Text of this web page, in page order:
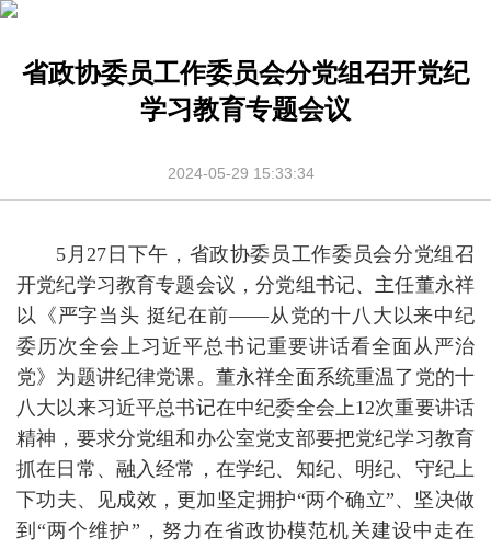
省政协委员工作委员会分党组召开党纪
学习教育专题会议
2024-05-29 15:33:34
5月27日下午，省政协委员工作委员会分党组召
开党纪学习教育专题会议，分党组书记、主任董永祥
以《严字当头 挺纪在前——从党的十八大以来中纪
委历次全会上习近平总书记重要讲话看全面从严治
党》为题讲纪律党课。董永祥全面系统重温了党的十
八大以来习近平总书记在中纪委全会上12次重要讲话
精神，要求分党组和办公室党支部要把党纪学习教育
抓在日常、融入经常，在学纪、知纪、明纪、守纪上
下功夫、见成效，更加坚定拥护“两个确立”、坚决做
到“两个维护”，努力在省政协模范机关建设中走在